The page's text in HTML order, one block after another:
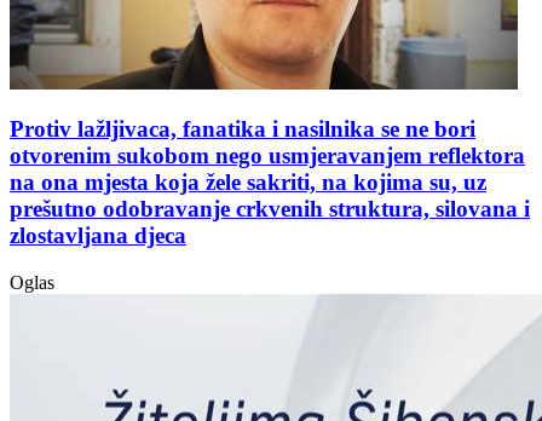
Protiv lažljivaca, fanatika i nasilnika se ne bori
otvorenim sukobom nego usmjeravanjem reflektora
na ona mjesta koja žele sakriti, na kojima su, uz
prešutno odobravanje crkvenih struktura, silovana i
zlostavljana djeca
Oglas